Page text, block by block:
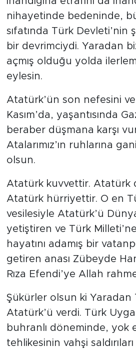
nihayetinde bedeninde,
sıfatında Türk
bir devrimciydi. Yaradan
açmış olduğu yolda
eylesin.
Atatürk’ün son nefesini
Kasım’da, yaşantısında
beraber düşmana karşı
Atalarımız’ın ruhlarına
olsun.
Atatürk kuvvettir. Atatürk
Atatürk hürriyettir. O en
vesilesiyle Atatürk’ü
yetiştiren ve Türk
hayatını adamış bir
getiren anası Zübeyde
Rıza Efendi’ye Allah
Şükürler olsun ki Yaradan
Atatürk’ü verdi. Türk
buhranlı döneminde, yok
tehlikesinin vahşi